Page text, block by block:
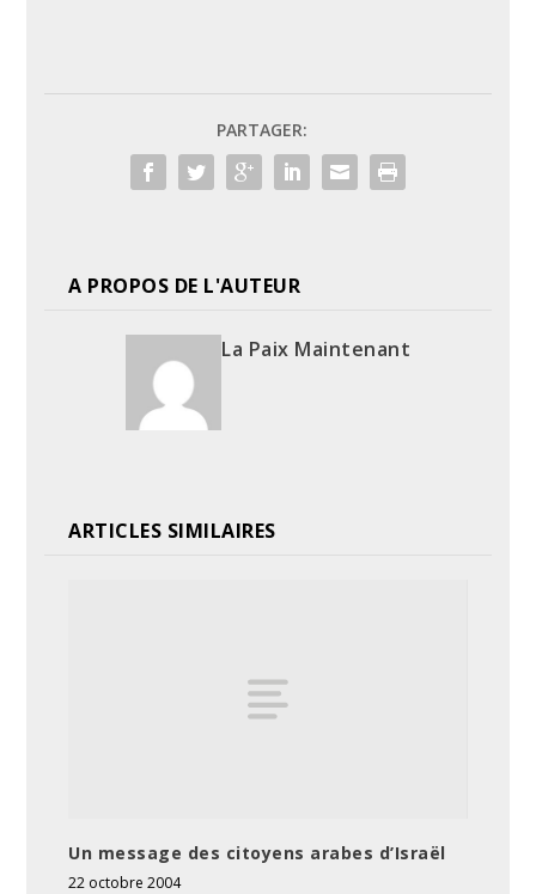
PARTAGER:
A PROPOS DE L'AUTEUR
La Paix Maintenant
ARTICLES SIMILAIRES
Un message des citoyens arabes d’Israël
22 octobre 2004